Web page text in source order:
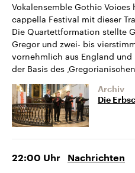
Vokalensemble Gothic Voices
cappella Festival mit dieser
Die Quartettformation stellte
Gregor und zwei- bis
vornehmlich aus England und
der Basis des
Archiv
Die
22:00 Uhr Nachrichten